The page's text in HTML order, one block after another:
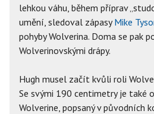
lehkou váhu, během příprav
umění, sledoval zápasyMike
pohyby Wolverina. Doma se pak
Wolverinovskými drápy.
Hugh musel začít kvůli roli
Se svými 190 centimetry je také
Wolverine, popsaný v původních